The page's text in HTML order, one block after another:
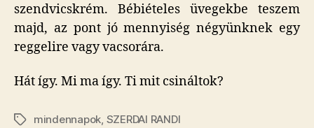
szendvicskrém. Bébiételes üvegekbe teszem
majd, az pont jó mennyiség négyünknek egy
reggelire vagy vacsorára.
Hát így. Mi ma így. Ti mit csináltok?
Címkékmindennapok, SZERDAI RANDI